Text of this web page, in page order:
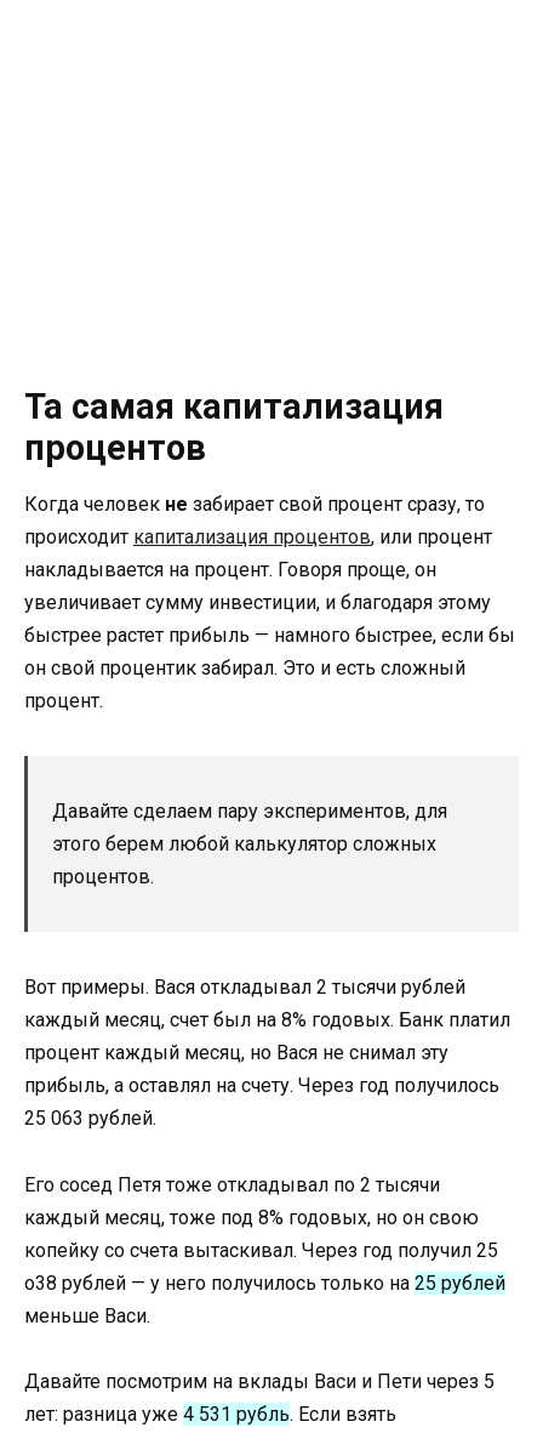
Та самая капитализация
процентов
Когда человек не забирает свой процент сразу, то
происходит капитализация процентов, или процент
накладывается на процент. Говоря проще, он
увеличивает сумму инвестиции, и благодаря этому
быстрее растет прибыль — намного быстрее, если бы
он свой процентик забирал. Это и есть сложный
процент.
Давайте сделаем пару экспериментов, для
этого берем любой калькулятор сложных
процентов.
Вот примеры. Вася откладывал 2 тысячи рублей
каждый месяц, счет был на 8% годовых. Банк платил
процент каждый месяц, но Вася не снимал эту
прибыль, а оставлял на счету. Через год получилось
25 063 рублей.
Его сосед Петя тоже откладывал по 2 тысячи
каждый месяц, тоже под 8% годовых, но он свою
копейку со счета вытаскивал. Через год получил 25
о38 рублей — у него получилось только на 25 рублей
меньше Васи.
Давайте посмотрим на вклады Васи и Пети через 5
лет: разница уже 4 531 рубль. Если взять